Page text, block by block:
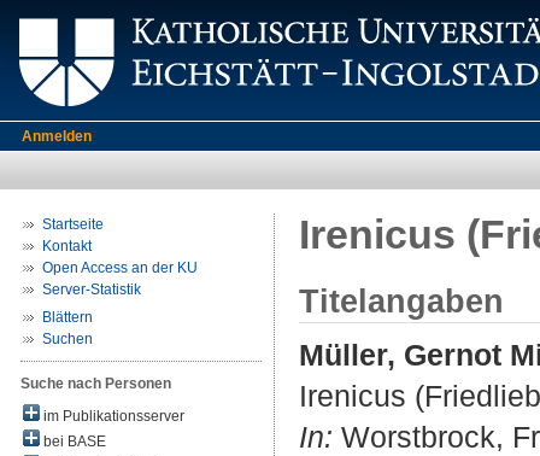
Anmelden
Startseite
Kontakt
Open Access an der KU
Server-Statistik
Blättern
Suchen
Suche nach Personen
im Publikationsserver
bei BASE
Irenicus
Titelangaben
Müller, Gernot
Irenicus
In: Worstbrock,